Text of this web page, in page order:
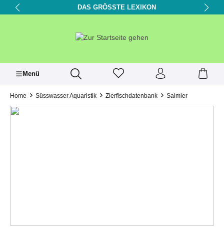
springen DAS GRÖSSTE LEXIKON
Menü
Home Süsswasser Aquaristik Zierfischdatenbank Salmler